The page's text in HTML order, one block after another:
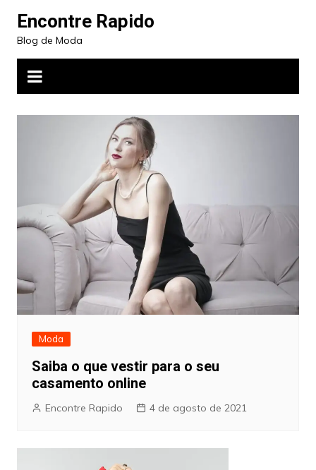
para
conteúdo
Encontre Rapido
Blog de Moda
Moda
Saiba o que vestir para o seu
casamento online
Encontre Rapido 4 de agosto de 2021